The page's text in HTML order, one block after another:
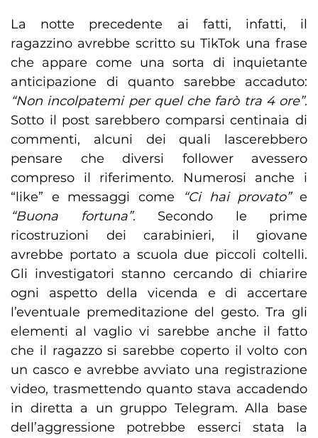
La notte precedente ai fatti, infatti, il
ragazzino avrebbe scritto su TikTok una frase
che appare come una sorta di inquietante
anticipazione di quanto sarebbe accaduto:
“Non incolpatemi per quel che farò tra 4 ore”.
Sotto il post sarebbero comparsi centinaia di
commenti, alcuni dei quali lascerebbero
pensare che diversi follower avessero
compreso il riferimento. Numerosi anche i
“like” e messaggi come
“Ci hai provato”e
“Buona fortuna”. Secondo le prime
ricostruzioni dei carabinieri, il giovane
avrebbe portato a scuola due piccoli coltelli.
Gli investigatori stanno cercando di chiarire
ogni aspetto della vicenda e di accertare
l’eventuale premeditazione del gesto. Tra gli
elementi al vaglio vi sarebbe anche il fatto
che il ragazzo si sarebbe coperto il volto con
un casco e avrebbe avviato una registrazione
video, trasmettendo quanto stava accadendo
in diretta a un gruppo Telegram. Alla base
dell’aggressione potrebbe esserci stata la